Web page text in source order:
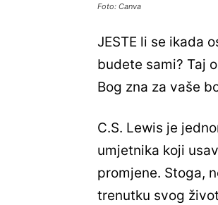
Foto: Canva
JESTE li se ikada
budete sami? Taj
Bog zna za vaše
C.S. Lewis je
umjetnika koji
promjene. Stoga,
trenutku svog